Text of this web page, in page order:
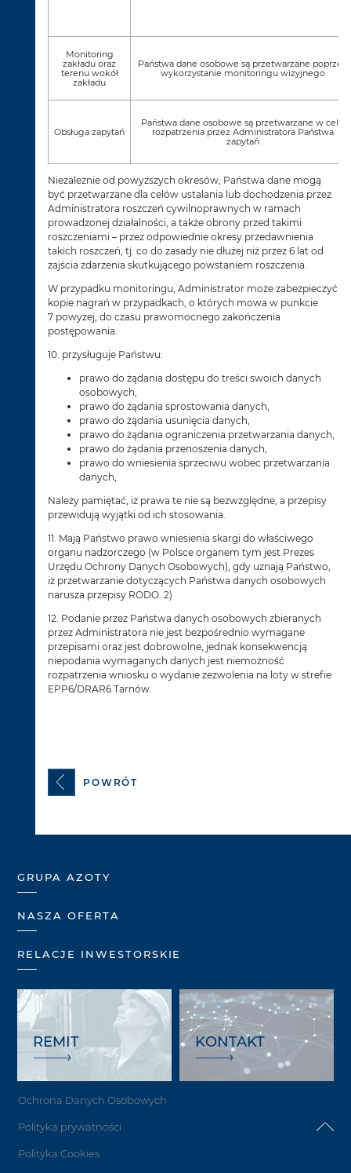
Monitoring
zakładu oraz
terenu wokół
zakładu
Państwa dane osobowe są przetwarzane poprzez
wykorzystanie monitoringu wizyjnego
Obsługa zapytań
Państwa dane osobowe są przetwarzane w celu
rozpatrzenia przez Administratora Państwa
zapytań
Niezależnie od powyższych okresów, Państwa dane mogą
być przetwarzane dla celów ustalania lub dochodzenia przez
Administratora roszczeń cywilnoprawnych w ramach
prowadzonej działalności, a także obrony przed takimi
roszczeniami – przez odpowiednie okresy przedawnienia
takich roszczeń, tj. co do zasady nie dłużej niż przez 6 lat od
zajścia zdarzenia skutkującego powstaniem roszczenia.
W przypadku monitoringu, Administrator może zabezpieczyć
kopie nagrań w przypadkach, o których mowa w punkcie
7 powyżej, do czasu prawomocnego zakończenia
postępowania.
10. przysługuje Państwu:
prawo do żądania dostępu do treści swoich danych
osobowych,
prawo do żądania sprostowania danych,
prawo do żądania usunięcia danych,
prawo do żądania ograniczenia przetwarzania danych,
prawo do żądania przenoszenia danych,
prawo do wniesienia sprzeciwu wobec przetwarzania
danych,
Należy pamiętać, iż prawa te nie są bezwzględne, a przepisy
przewidują wyjątki od ich stosowania.
11. Mają Państwo prawo wniesienia skargi do właściwego
organu nadzorczego (w Polsce organem tym jest Prezes
Urzędu Ochrony Danych Osobowych), gdy uznają Państwo,
iż przetwarzanie dotyczących Państwa danych osobowych
narusza przepisy RODO. 2)
12. Podanie przez Państwa danych osobowych zbieranych
przez Administratora nie jest bezpośrednio wymagane
przepisami oraz jest dobrowolne, jednak konsekwencją
niepodania wymaganych danych jest niemożność
rozpatrzenia wniosku o wydanie zezwolenia na loty w strefie
EPP6/DRAR6 Tarnów.
POWRÓT
GRUPA AZOTY
NASZA OFERTA
RELACJE INWESTORSKIE
REMIT KONTAKT
Ochrona Danych Osobowych
Polityka prywatności
Polityka Cookies